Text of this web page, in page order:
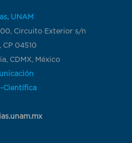
UNAM
Circuito Exterior s/n
CP 04510
CDMX, México
Científica